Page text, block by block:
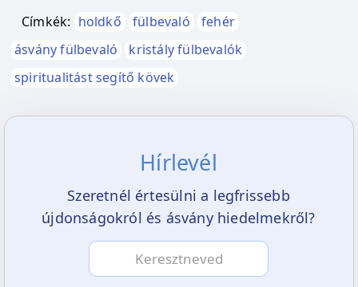
Címkék: holdkő fülbevaló
fehér
ásvány fülbevaló
kristály fülbevalók
spiritualitást segítő kövek
Hírlevél
Szeretnél értesülni a legfrissebb
újdonságokról és ásvány hiedelmekről?